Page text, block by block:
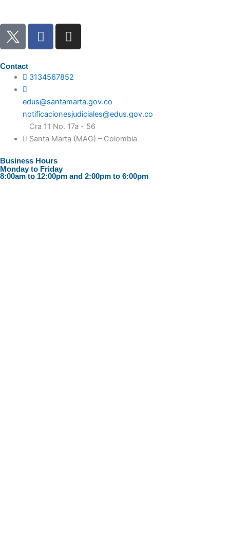
F
a
b
o
k
I
n
a
r
a
m
Contact
3134567852
edus@santamarta.gov.co
notificacionesjudiciales@edus.gov.co
Cra 11 No. 17a - 56
Santa Marta (MAG) – Colombia
Business Hours
Monday to Friday
8:00am to 12:00pm and 2:00pm to 6:00pm